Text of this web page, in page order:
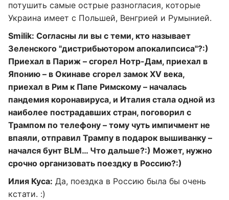
потушить самые острые разногласия, которые
Украина имеет с Польшей, Венгрией и Румынией.
Smilik: Согласны ли вы с теми, кто называет
Зеленского "дистрибьютором апокалипсиса"?:)
Приехал в Париж – сгорел Нотр-Дам, приехал в
Японию – в Окинаве сгорел замок XV века,
приехал в Рим к Папе Римскому – началась
пандемия коронавируса, и Италия стала одной из
наиболее пострадавших стран, поговорил с
Трампом по телефону – тому чуть импичмент не
впаяли, отправил Трампу в подарок вышиванку –
начался бунт BLM… Что дальше?:) Может, нужно
срочно организовать поездку в Россию?:)
Илия Куса: Да, поездка в Россию была бы очень
кстати. :)